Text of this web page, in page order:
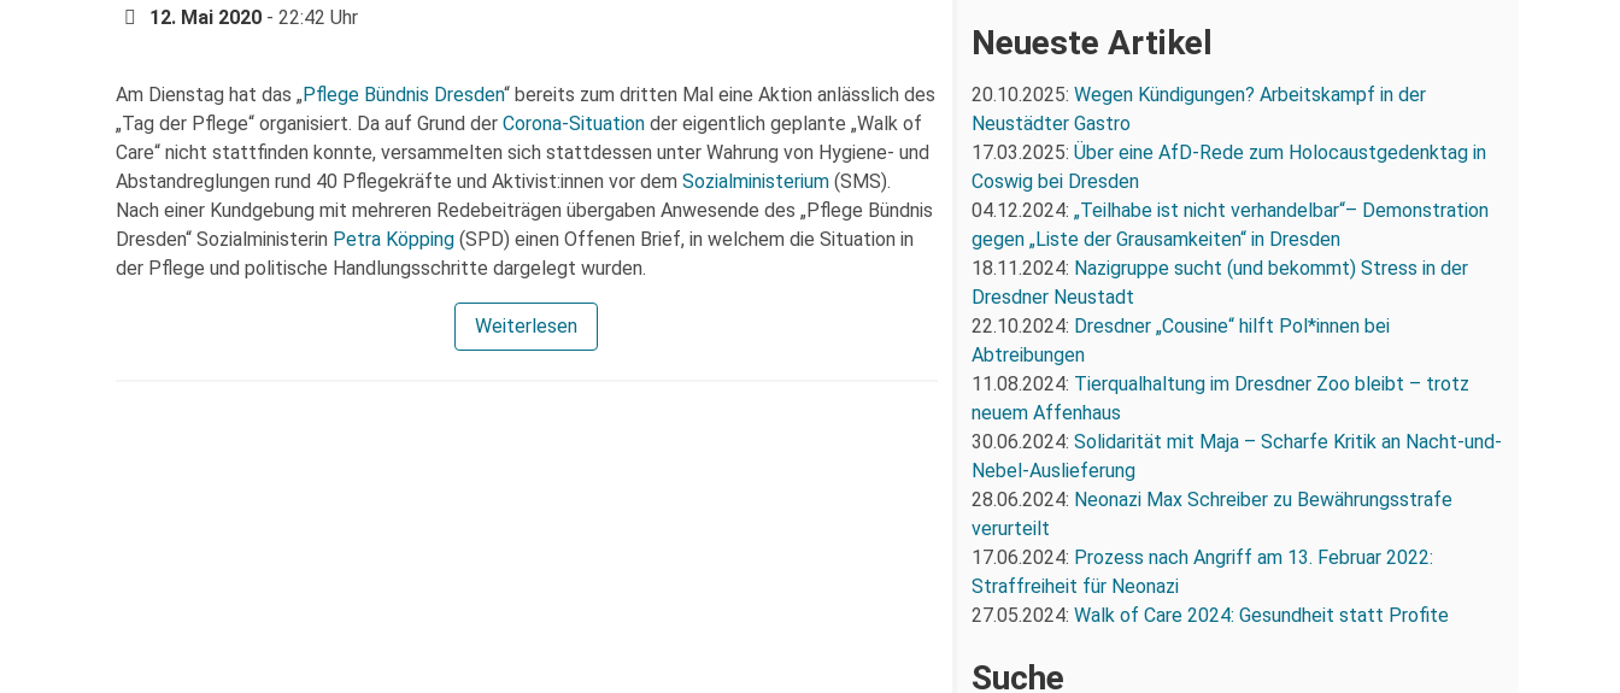
12. Mai 2020 - 22:42 Uhr
Am Dienstag hat das „Pflege Bündnis Dresden“ bereits zum dritten Mal eine Aktion anlässlich des
„Tag der Pflege“ organisiert. Da auf Grund der Corona-Situation der eigentlich geplante „Walk of
Care“ nicht stattfinden konnte, versammelten sich stattdessen unter Wahrung von Hygiene- und
Abstandreglungen rund 40 Pflegekräfte und Aktivist:innen vor dem Sozialministerium (SMS).
Nach einer Kundgebung mit mehreren Redebeiträgen übergaben Anwesende des „Pflege Bündnis
Dresden“ Sozialministerin Petra Köpping (SPD) einen Offenen Brief, in welchem die Situation in
der Pflege und politische Handlungsschritte dargelegt wurden.
Weiterlesen
Neueste Artikel
20.10.2025: Wegen Kündigungen? Arbeitskampf in der
Neustädter Gastro
17.03.2025: Über eine AfD-Rede zum Holocaustgedenktag in
Coswig bei Dresden
04.12.2024: „Teilhabe ist nicht verhandelbar“– Demonstration
gegen „Liste der Grausamkeiten“ in Dresden
18.11.2024: Nazigruppe sucht (und bekommt) Stress in der
Dresdner Neustadt
22.10.2024: Dresdner „Cousine“ hilft Pol*innen bei
Abtreibungen
11.08.2024: Tierqualhaltung im Dresdner Zoo bleibt – trotz
neuem Affenhaus
30.06.2024: Solidarität mit Maja – Scharfe Kritik an Nacht-und-
Nebel-Auslieferung
28.06.2024: Neonazi Max Schreiber zu Bewährungsstrafe
verurteilt
17.06.2024: Prozess nach Angriff am 13. Februar 2022:
Straffreiheit für Neonazi
27.05.2024: Walk of Care 2024: Gesundheit statt Profite
Suche